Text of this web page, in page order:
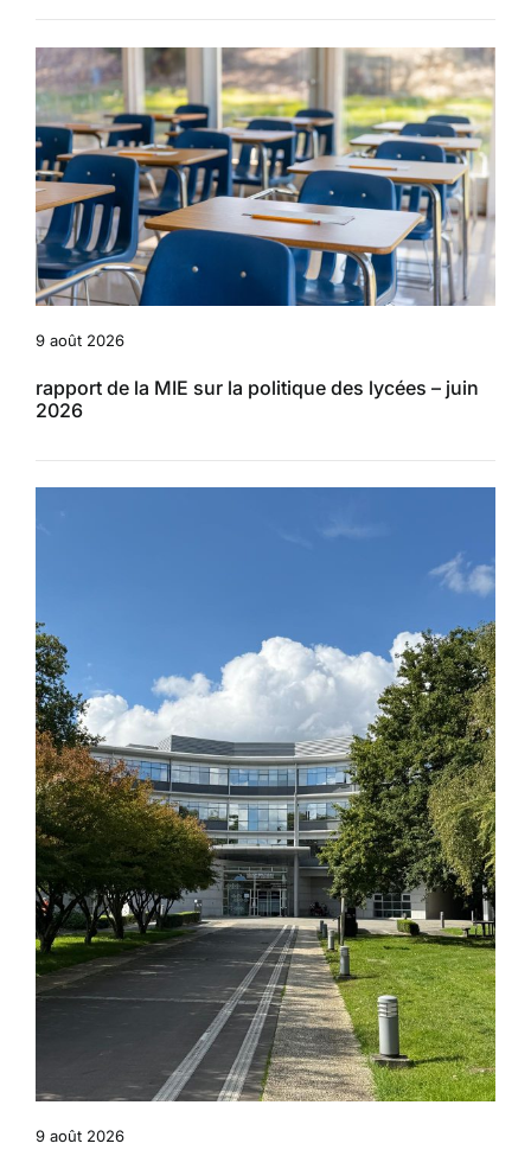
9 août 2026
rapport de la MIE sur la politique des lycées – juin
2026
9 août 2026